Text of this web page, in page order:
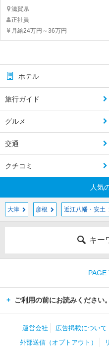
滋賀県
正社員
月給24万円～36万円
ホテル
旅行ガイド
グルメ
交通
クチコミ
人気
大津 彦根 近江八幡・安土
キー
PAGE
ご利用の前にお読みください。
運営会社 広告掲載について
外部送信（オプトアウト）